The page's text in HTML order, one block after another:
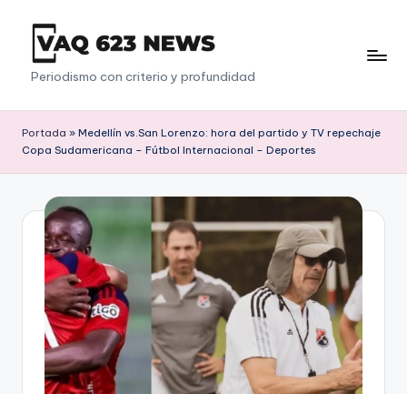
Saltar
contenido
V
a
q
6
3
Periodismo con criterio y profundidad
Portada » Medellín vs.San Lorenzo: hora del partido y TV repechaje
Copa Sudamericana – Fútbol Internacional – Deportes